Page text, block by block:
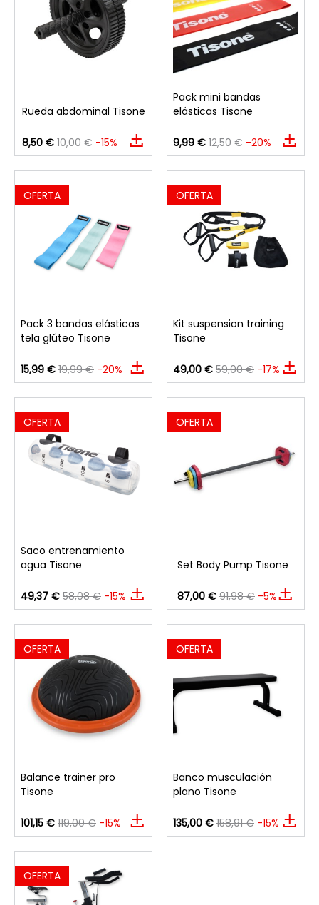
Rueda abdominal Tisone
8,50 € 10,00 € -15%
Pack mini bandas
elásticas Tisone
9,99 € 12,50 € -20%
OFERTA
Pack 3 bandas elásticas
tela glúteo Tisone
15,99 € 19,99 € -20%
OFERTA
Kit suspension training
Tisone
49,00 € 59,00 € -17%
OFERTA
Saco entrenamiento
agua Tisone
49,37 € 58,08 € -15%
OFERTA
Set Body Pump Tisone
87,00 € 91,98 € -5%
OFERTA
Balance trainer pro
Tisone
101,15 € 119,00 € -15%
OFERTA
Banco musculación
plano Tisone
135,00 € 158,91 € -15%
OFERTA